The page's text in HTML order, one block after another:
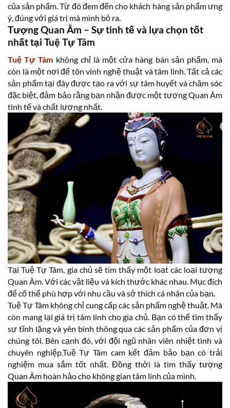
của sản phẩm. Từ đó đem đến cho khách hàng sản phẩm ưng
ý, đúng với giá trị mà mình bỏ ra.
Tượng Quan Âm – Sự tinh tế và lựa chọn tốt
nhất tại Tuệ Tự Tâm
Tuệ Tự Tâm không chỉ là một cửa hàng bán sản phẩm, mà
còn là một nơi để tôn vinh nghệ thuật và tâm linh. Tất cả các
sản phẩm tại đây được tạo ra với sự tâm huyết và chăm sóc
đặc biệt, đảm bảo rằng bạn nhận được một tượng Quan Âm
tinh tế và chất lượng nhất.
Tại Tuệ Tự Tâm, gia chủ sẽ tìm thấy một loạt các loại tượng
Quan Âm. Với các vật liệu và kích thước khác nhau. Mục đích
để cố thể phù hợp với nhu cầu và sở thích cá nhân của bạn.
Tuệ Tự Tâm không chỉ cung cấp các sản phẩm nghệ thuật. Mà
còn mang lại giá trị tâm linh cho gia chủ. Bạn có thể tìm thấy
sự tĩnh lặng và yên bình thông qua các sản phẩm của đơn vị
chúng tôi. Bên cạnh đó, với đội ngũ nhân viên nhiệt tình và
chuyên nghiệp.Tuệ Tự Tâm cam kết đảm bảo bạn có trải
nghiệm mua sắm tốt nhất. Đồng thời là tìm thấy tượng
Quan Âm hoàn hảo cho không gian tâm linh của mình.